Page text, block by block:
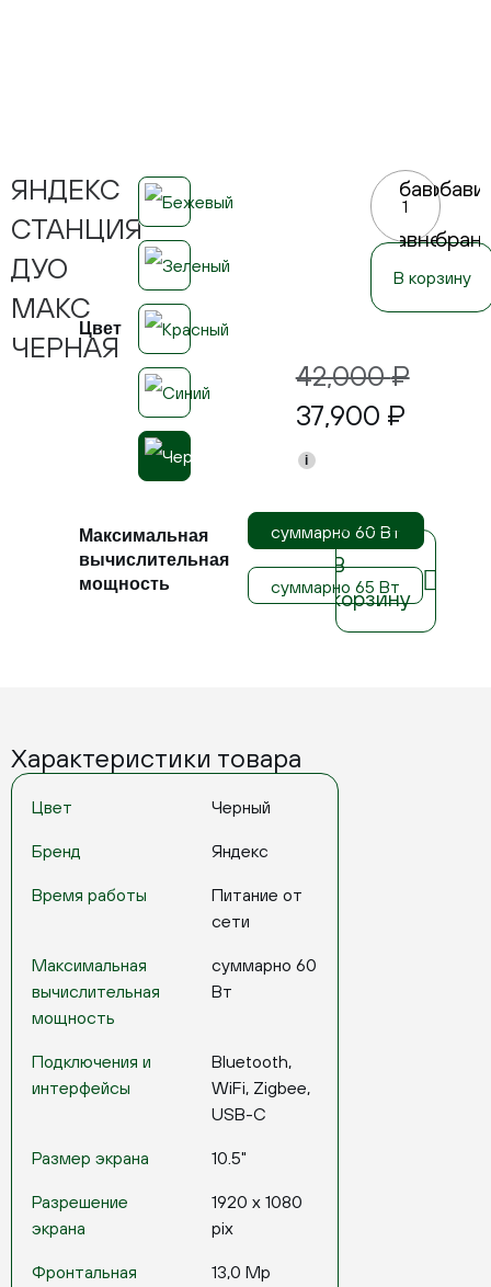
ЯНДЕКС
СТАНЦИЯ
ДУО
МАКС
ЧЕРНАЯ
Цвет
Максимальная
вычислительная
мощность
суммарно 60 Вт
суммарно 65 Вт
42,000₽
37,900 ₽
i
В
корзину
В корзину
Добавить
в
сравнение
Характеристики товара
Цвет Черный
Бренд Яндекс
Время работы
Питание от
сети
Максимальная
вычислительная
мощность
суммарно 60
Вт
Подключения и
интерфейсы
Bluetooth,
WiFi, Zigbee,
USB-C
Размер экрана 10.5"
Разрешение
экрана
1920 x 1080
pix
Фронтальная
13,0 Mp